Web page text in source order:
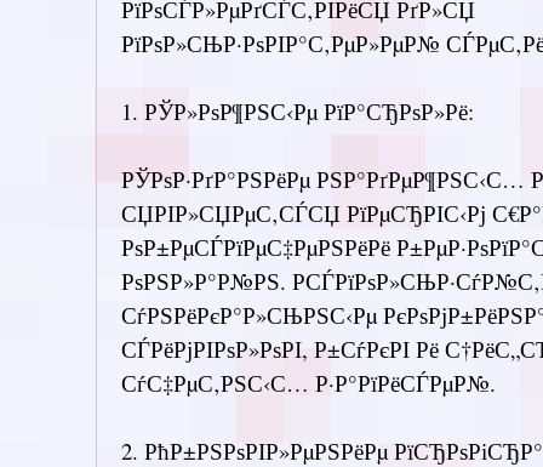
РїРѕСЃР»РµРґСЃС‚РІРёСЏ РґР»СЏ
РїРѕР»СЊР·РѕРІР°С‚РµР»РµР№
1. РЎР»РѕР¶РЅС‹Рµ РїР°СЂРѕР»Рё:
РЎРѕР·РґР°РЅРёРµ РЅР°РґРµР¶РЅС‹С…
СЏРІР»СЏРµС‚СЃСЏ РїРµСЂРІС‹Рј
РѕР±РµСЃРїРµС‡РµРЅРёРё
РѕРЅР»Р°Р№РЅ.
СѓРЅРёРєР°Р»СЊРЅС‹Рµ
СЃРёРјРІРѕР»РѕРІ, Р±СѓРєРІ Рё
СѓС‡РµС‚РЅС‹С… Р·Р°РїРёСЃРµР№.
2. РћР±РЅРѕРІР»РµРЅРёРµ